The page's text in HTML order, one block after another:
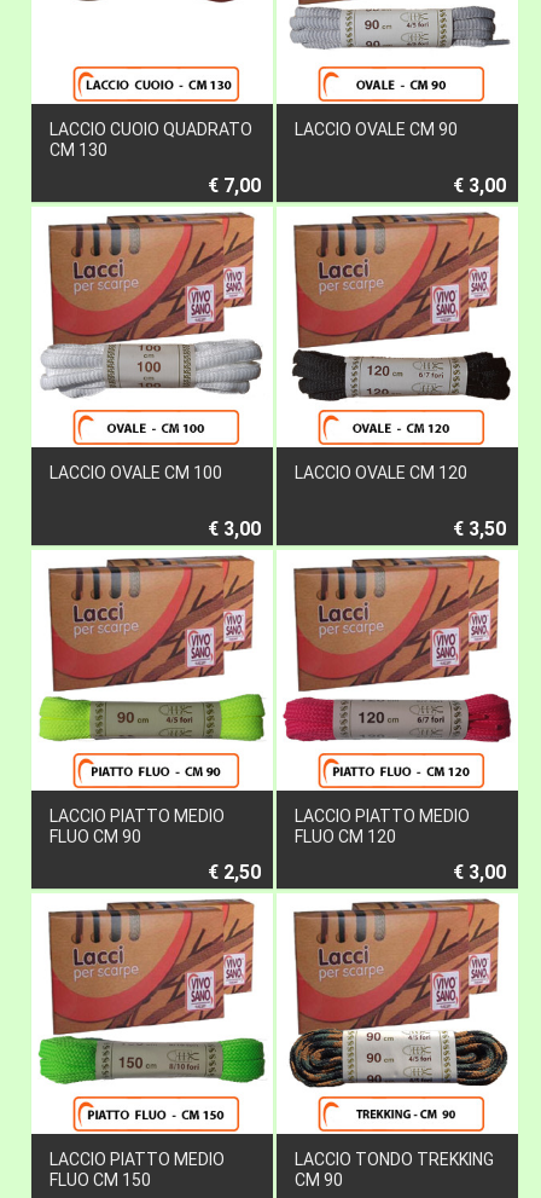
LACCIO CUOIO QUADRATO
CM 130
€ 7,00
LACCIO OVALE CM 90
€ 3,00
LACCIO OVALE CM 100
€ 3,00
LACCIO OVALE CM 120
€ 3,50
LACCIO PIATTO MEDIO
FLUO CM 90
€ 2,50
LACCIO PIATTO MEDIO
FLUO CM 120
€ 3,00
LACCIO PIATTO MEDIO
FLUO CM 150
LACCIO TONDO TREKKING
CM 90